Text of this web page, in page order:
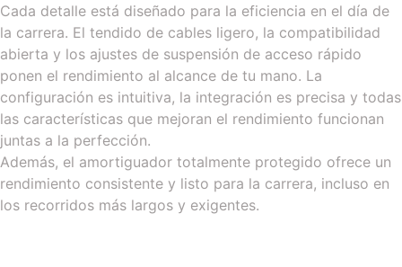
Cada detalle está diseñado para la eficiencia en el día de
la carrera. El tendido de cables ligero, la compatibilidad
abierta y los ajustes de suspensión de acceso rápido
ponen el rendimiento al alcance de tu mano. La
configuración es intuitiva, la integración es precisa y todas
las características que mejoran el rendimiento funcionan
juntas a la perfección.
Además, el amortiguador totalmente protegido ofrece un
rendimiento consistente y listo para la carrera, incluso en
los recorridos más largos y exigentes.